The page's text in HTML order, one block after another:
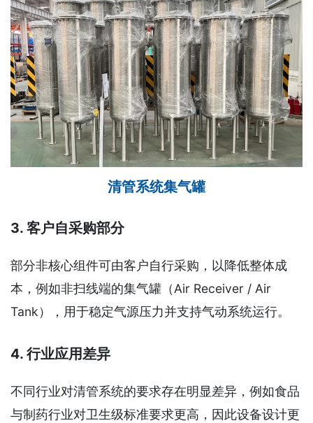
清管系统集气罐
3. 客户自采购部分
部分非核心组件可由客户自行采购，以降低整体成
本，例如非扫线端的集气罐（Air Receiver / Air
Tank），用于稳定气源压力并支持气动系统运行。
4. 行业应用差异
不同行业对清管系统的要求存在明显差异，例如食品
与制药行业对卫生级标准要求更高，因此设备设计更